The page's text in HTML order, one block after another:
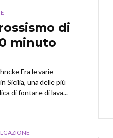
di
minuto
Fra le varie
Sicilia, una delle più
di fontane di lava...